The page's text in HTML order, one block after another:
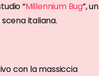
“Millennium Bug”, un
italiana.
con la massiccia